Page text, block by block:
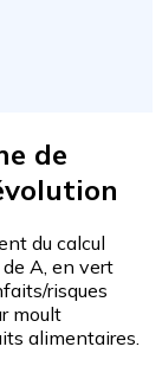
de
du calcul
A, en vert
risques
moult
alimentaires.